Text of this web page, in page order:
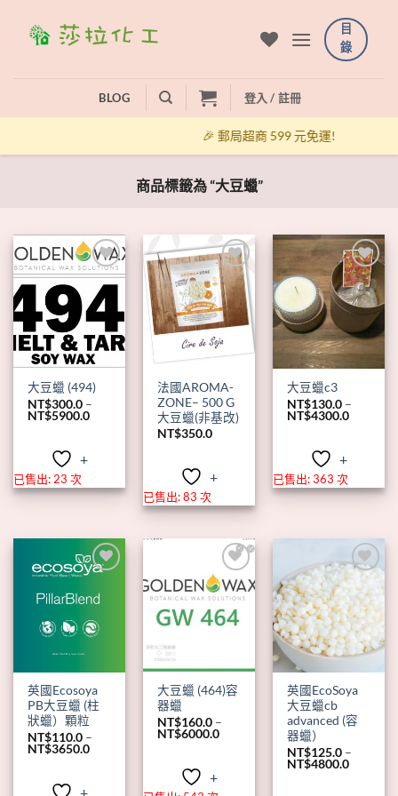
目
錄
BLOG 登入 / 註冊
🎉 郵局超商 599 元免運!
商品標籤為 “大豆蠟”
+
大豆蠟 (494)
NT$300.0 –
NT$5900.0價
+
已售出: 23 次
+
法國AROMA-
ZONE– 500 G
大豆蠟(非基改)
NT$350.0
+
已售出: 83 次
+
大豆蠟c3
NT$130.0 –
NT$4300.0價
+
已售出: 363 次
英國Ecosoya
PB大豆蠟 (柱
狀蠟）顆粒
NT$110.0 –
NT$3650.0價
+
+
大豆蠟 (464)容
器蠟
NT$160.0 –
NT$6000.0價
+
+
英國EcoSoya
大豆蠟cb
advanced (容
器蠟）
NT$125.0 –
NT$4800.0價